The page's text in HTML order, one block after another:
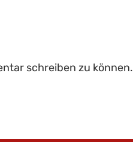
schreiben zu können.